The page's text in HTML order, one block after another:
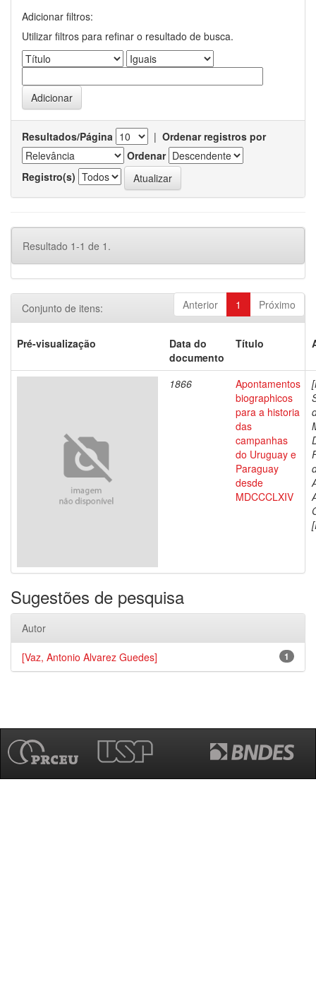
Adicionar filtros:
Utilizar filtros para refinar o resultado de busca.
Resultados/Página | Ordenar registros por
Ordenar
Registro(s)
Resultado 1-1 de 1.
Anterior 1 Próximo
Conjunto de itens:
Pré-visualização
Data do
documento
Título
1866
Apontamentos
biographicos
para a historia
das
campanhas
do Uruguay e
Paraguay
desde
MDCCCLXIV
Sugestões de pesquisa
Autor
1
[Vaz, Antonio Alvarez Guedes]